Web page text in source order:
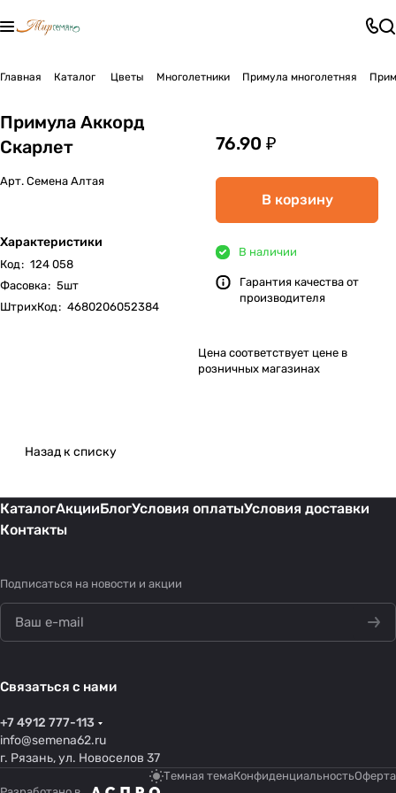
Главная Каталог Цветы Многолетники Примула многолетняя
Примула Аккорд
Скарлет
Арт. Семена Алтая
Характеристики
Код: 124 058
Фасовка: 5шт
ШтрихКод: 4680206052384
76.90 ₽
В корзину
В наличии
Гарантия качества от
производителя
Цена соответствует цене в
розничных магазинах
Назад к списку
КаталогАкцииБлогУсловия оплатыУсловия доставки
Контакты
Подписаться на новости и акции
Связаться с нами
+7 4912 777-113
info@semena62.ru
г. Рязань, ул. Новоселов 37
Темная темаКонфиденциальностьОферта